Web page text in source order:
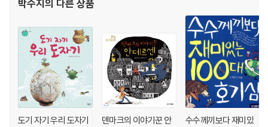
박수지 의 다른 상품
도기 자기 우리 도자기
덴마크의 이야기꾼 안
수수께끼보다 재미있